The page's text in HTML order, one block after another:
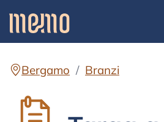
Bergamo Branzi